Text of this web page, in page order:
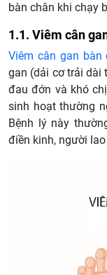
bàn chân khi chạy
1.1. Viêm cân
Viêm cân gan bàn
gan (dải cơ trải dài
đau đớn và khó
sinh hoạt thường
Bệnh lý này
điền kinh, người